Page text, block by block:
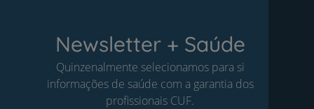
Newsletter + Saúde
Quinzenalmente selecionamos para si
informações de saúde com a garantia dos
profissionais CUF.